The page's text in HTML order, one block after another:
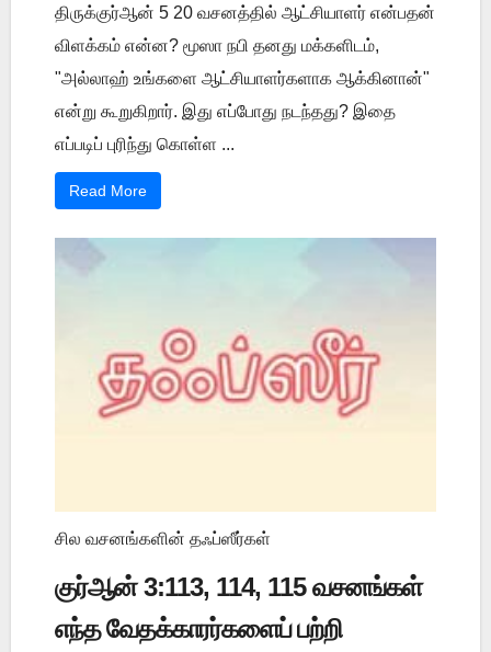
திருக்குர்ஆன் 5 20 வசனத்தில் ஆட்சியாளர் என்பதன்
விளக்கம் என்ன? மூஸா நபி தனது மக்களிடம்,
"அல்லாஹ் உங்களை ஆட்சியாளர்களாக ஆக்கினான்"
என்று கூறுகிறார். இது எப்போது நடந்தது? இதை
எப்படிப் புரிந்து கொள்ள ...
Read More
சில வசனங்களின் தஃப்ஸீர்கள்
குர்ஆன் 3:113, 114, 115 வசனங்கள்
எந்த வேதக்காரர்களைப் பற்றி